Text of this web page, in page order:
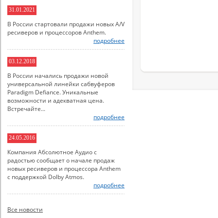
31.01.2021
В России стартовали продажи новых A/V
ресиверов и процессоров Anthem.
подробнее
03.12.2018
В России начались продажи новой
универсальной линейки сабвуферов
Paradigm Defiance. Уникальные
возможности и адекватная цена.
Встречайте...
подробнее
24.05.2016
Компания Абсолютное Аудио с
радостью сообщает о начале продаж
новых ресиверов и процессора Anthem
с поддержкой Dolby Atmos.
подробнее
Все новости